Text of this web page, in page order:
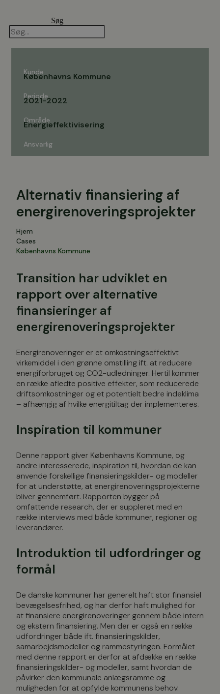
indhold
Søg
Kunde
Københavns Kommune
Periode
2021-2022
Område
Energieffektivisering
Ansvarlig
Alternativ finansiering af
energirenoveringsprojekter
Hjem
Cases
Københavns Kommune
Transition har udviklet en
rapport over alternative
finansieringer af
energirenoveringsprojekter
Energirenoveringer er et omkostningseffektivt
virkemiddel i den grønne omstilling ift. at reducere
energiforbruget og CO2-udledninger. Hertil kommer
en række afledte positive effekter, som reducerede
driftsomkostninger og et potentielt bedre indeklima
– afhængig af hvilke energitiltag der implementeres.
Inspiration til kommuner
Denne rapport giver Københavns Kommune, og
andre interesserede, inspiration til, hvordan de kan
anvende forskellige finansieringskilder- og modeller
for at understøtte, at energirenoveringsprojekterne
bliver gennemført. Rapporten bygger på
omfattende research, der er suppleret med en
række interviews med både kommuner, regioner og
leverandører.
Introduktion til udfordringer og
formål
De danske kommuner har generelt haft stor finansiel
bevægelsesfrihed, og har derfor haft mulighed for
at finansiere energirenoveringer gennem både intern
og ekstern finansiering. Men der er også en række
udfordringer både ift. finansieringskilder,
samarbejdsmodeller og rammestyringen. Formålet
med denne rapport er derfor at afdække en række
finansieringskilder- og modeller, samt hvordan de
påvirker den kommunale anlægsramme og
muligheden for at opfylde kommunens behov.